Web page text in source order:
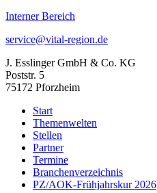
Interner Bereich
service@vital-region.de
J. Esslinger GmbH & Co. KG
Poststr. 5
75172 Pforzheim
Start
Themenwelten
Stellen
Partner
Termine
Branchenverzeichnis
PZ/AOK-Frühjahrskur 2026